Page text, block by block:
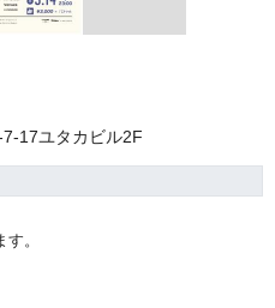
17ユタカビル2F
。